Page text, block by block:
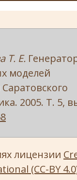
Т. Е.
моделей
2005. Т. 5,
лицензии
(CC-BY